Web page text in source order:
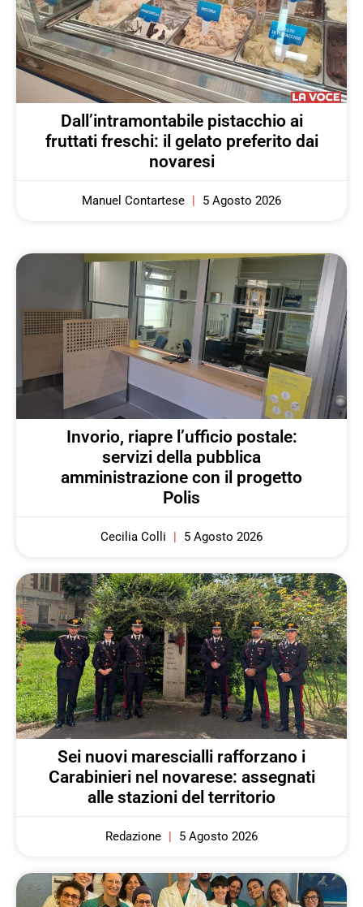
Dall’intramontabile pistacchio ai
fruttati freschi: il gelato preferito dai
novaresi
Manuel Contartese 5 Agosto 2026
Invorio, riapre l’ufficio postale:
servizi della pubblica
amministrazione con il progetto
Polis
Cecilia Colli 5 Agosto 2026
Sei nuovi marescialli rafforzano i
Carabinieri nel novarese: assegnati
alle stazioni del territorio
Redazione 5 Agosto 2026